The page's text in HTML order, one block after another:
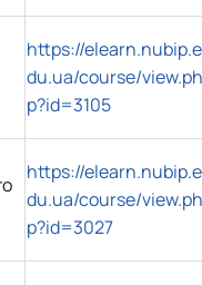
https://elearn.nubip.e
du.ua/course/view.ph
p?id=3105
https://elearn.nubip.e
du.ua/course/view.ph
p?id=3027